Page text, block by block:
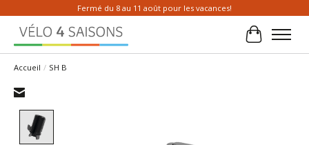
Fermé du 8 au 11 août pour les vacances!
Panier
Accueil / SH B